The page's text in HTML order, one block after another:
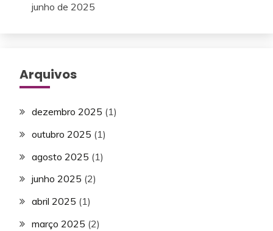
junho de 2025
Arquivos
dezembro 2025 (1)
outubro 2025 (1)
agosto 2025 (1)
junho 2025 (2)
abril 2025 (1)
março 2025 (2)